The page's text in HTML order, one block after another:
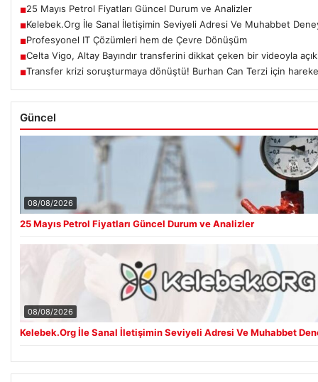
■25 Mayıs Petrol Fiyatları Güncel Durum ve Analizler
■Kelebek.Org İle Sanal İletişimin Seviyeli Adresi Ve Muhabbet
■Profesyonel IT Çözümleri hem de Çevre Dönüşüm
■Celta Vigo, Altay Bayındır transferini dikkat çeken bir videoyla
■Transfer krizi soruşturmaya dönüştü! Burhan Can Terzi için
Güncel
08/08/2026
25 Mayıs Petrol Fiyatları Güncel Durum ve Analizler
08/08/2026
Kelebek.Org İle Sanal İletişimin Seviyeli Adresi Ve Muhabbet